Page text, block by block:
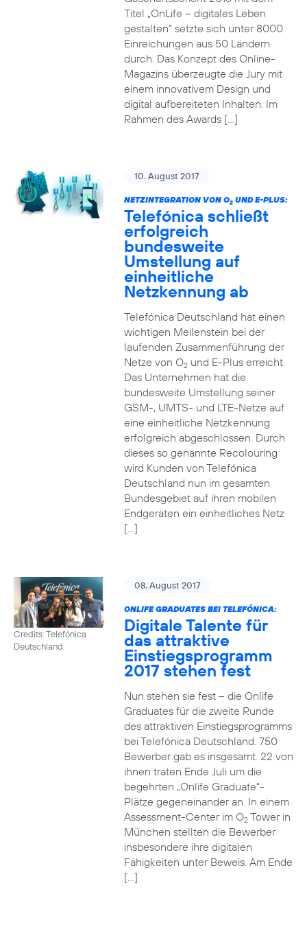
Titel „OnLife – digitales Leben
gestalten“ setzte sich unter 8000
Einreichungen aus 50 Ländern
durch. Das Konzept des Online-
Magazins überzeugte die Jury mit
einem innovativem Design und
digital aufbereiteten Inhalten. Im
Rahmen des Awards […]
10. August 2017
NETZINTEGRATION VON O2UND E-PLUS:
Telefónica schließt
erfolgreich
bundesweite
Umstellung auf
einheitliche
Netzkennung ab
Telefónica Deutschland hat einen
wichtigen Meilenstein bei der
laufenden Zusammenführung der
Netze von O2und E-Plus erreicht.
Das Unternehmen hat die
bundesweite Umstellung seiner
GSM-, UMTS- und LTE-Netze auf
eine einheitliche Netzkennung
erfolgreich abgeschlossen. Durch
dieses so genannte Recolouring
wird Kunden von Telefónica
Deutschland nun im gesamten
Bundesgebiet auf ihren mobilen
Endgeräten ein einheitliches Netz
[…]
Credits: Telefónica
Deutschland
08. August 2017
ONLIFE GRADUATES BEI TELEFÓNICA:
Digitale Talente für
das attraktive
Einstiegsprogramm
2017 stehen fest
Nun stehen sie fest – die Onlife
Graduates für die zweite Runde
des attraktiven Einstiegsprogramms
bei Telefónica Deutschland. 750
Bewerber gab es insgesamt. 22 von
ihnen traten Ende Juli um die
begehrten „Onlife Graduate“-
Plätze gegeneinander an. In einem
Assessment-Center im O2Tower in
München stellten die Bewerber
insbesondere ihre digitalen
Fähigkeiten unter Beweis. Am Ende
[…]